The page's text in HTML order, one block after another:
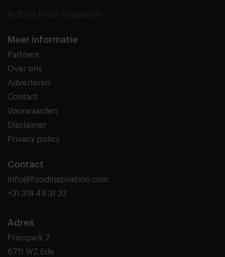
Meer informatie
Partners
Over ons
Adverteren
Contact
Voorwaarden
Disclaimer
Privacy policy
Contact
info@foodinspiration.com
+31 318 49 31 32
Adres
Frisopark 2
6711 WZ Ede